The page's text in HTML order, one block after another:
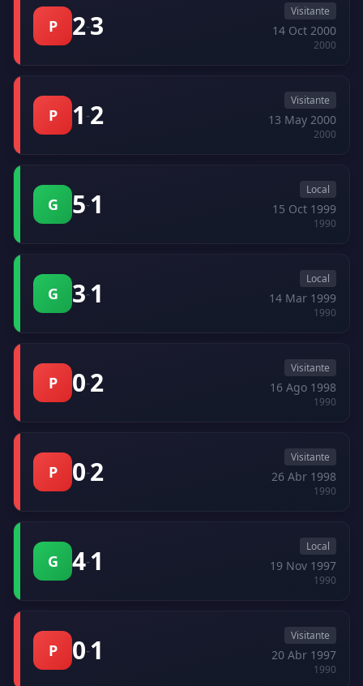
P 2-3 Visitante
14 Oct 2000
2000
P 1 -2 Visitante
13 May 2000
2000
G 5-1 Local
15 Oct 1999
1990
G 3-1 Local
14 Mar 1999
1990
P 0-2 Visitante
16 Ago 1998
1990
P 0-2 Visitante
26 Abr 1998
1990
G 4-1 Local
19 Nov 1997
1990
P 0-1 Visitante
20 Abr 1997
1990